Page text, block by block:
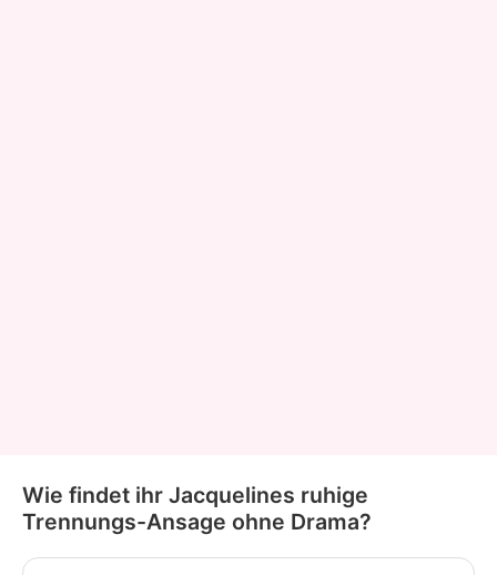
Wie findet ihr Jacquelines ruhige
Trennungs-Ansage ohne Drama?